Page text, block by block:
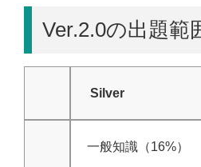
Ver.2.0の出題範
Silver
一般知識（16%）